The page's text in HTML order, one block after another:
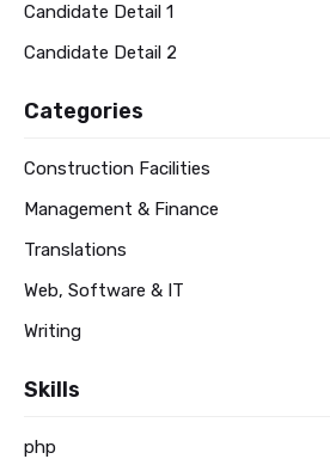
Candidate Detail 1
Candidate Detail 2
Categories
Construction Facilities
Management & Finance
Translations
Web, Software & IT
Writing
Skills
php